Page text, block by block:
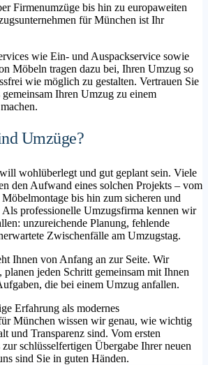
Firmenumzüge bis hin zu europaweiten
für München ist Ihr
wie Ein- und Auspackservice sowie
Möbeln tragen dazu bei, Ihren Umzug so
wie möglich zu gestalten. Vertrauen Sie
gemeinsam Ihren Umzug zu einem
Umzüge?
wohlüberlegt und gut geplant sein. Viele
den Aufwand eines solchen Projekts – vom
bis hin zum sicheren und
professionelle Umzugsfirma kennen wir
unzureichende Planung, fehlende
Zwischenfälle am Umzugstag.
Ihnen von Anfang an zur Seite. Wir
jeden Schritt gemeinsam mit Ihnen
die bei einem Umzug anfallen.
Erfahrung als modernes
München wissen wir genau, wie wichtig
und Transparenz sind. Vom ersten
schlüsselfertigen Übergabe Ihrer neuen
sind Sie in guten Händen.